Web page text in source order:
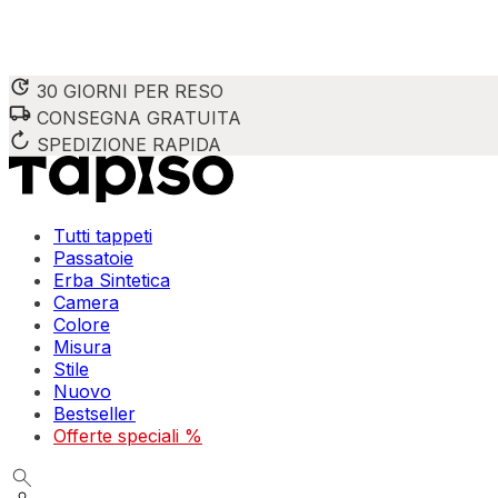
30 GIORNI PER RESO
CONSEGNA GRATUITA
SPEDIZIONE RAPIDA
Tutti tappeti
Passatoie
Erba Sintetica
Camera
Colore
Misura
Stile
Nuovo
Bestseller
Offerte speciali %